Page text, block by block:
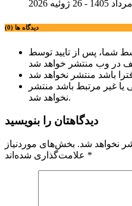
دیدگاه ها (0)
شما، پس از تایید توسط
یا غیر مرتبط باشد منتشر
نخواهد شد.
دیدگاهتان را بنویسید
نخواهد شد. بخش‌های موردنیاز
*